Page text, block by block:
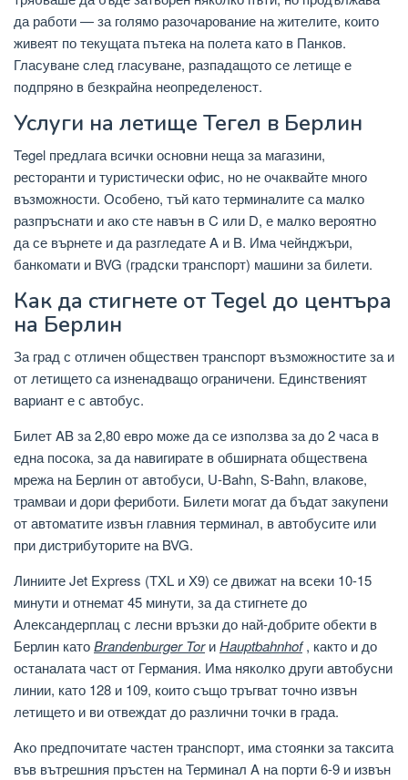
да работи — за голямо разочарование на жителите, които
живеят по текущата пътека на полета като в Панков.
Гласуване след гласуване, разпадащото се летище е
подпряно в безкрайна неопределеност.
Услуги на летище Тегел в Берлин
Tegel предлага всички основни неща за магазини,
ресторанти и туристически офис, но не очаквайте много
възможности. Особено, тъй като терминалите са малко
разпръснати и ако сте навън в C или D, е малко вероятно
да се върнете и да разгледате A и B. Има чейнджъри,
банкомати и BVG (градски транспорт) машини за билети.
Как да стигнете от Tegel до центъра
на Берлин
За град с отличен обществен транспорт възможностите за и
от летището са изненадващо ограничени. Единственият
вариант е с автобус.
Билет AB за 2,80 евро може да се използва за до 2 часа в
една посока, за да навигирате в обширната обществена
мрежа на Берлин от автобуси, U-Bahn, S-Bahn, влакове,
трамваи и дори фериботи. Билети могат да бъдат закупени
от автоматите извън главния терминал, в автобусите или
при дистрибуторите на BVG.
Линиите Jet Express (TXL и X9) се движат на всеки 10-15
минути и отнемат 45 минути, за да стигнете до
Александерплац с лесни връзки до най-добрите обекти в
Берлин катоBrandenburger TorиHauptbahnhof, както и до
останалата част от Германия. Има няколко други автобусни
линии, като 128 и 109, които също тръгват точно извън
летището и ви отвеждат до различни точки в града.
Ако предпочитате частен транспорт, има стоянки за таксита
във вътрешния пръстен на Терминал A на порти 6-9 и извън